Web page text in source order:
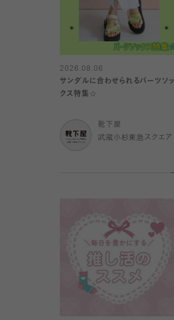
2026.08.06
サンダルに合わせられるパーツソッ
クス特集☆
靴下屋
武蔵小杉東急スクエア